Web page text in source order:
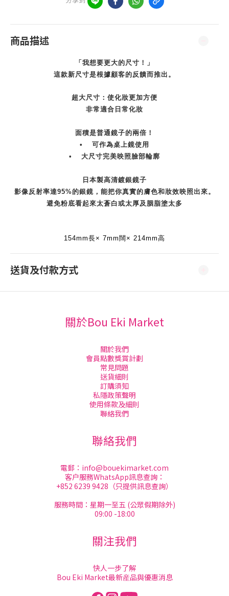
商品描述
「我想要更大的尺寸！」
這款新尺寸是根據顧客的反饋而推出。
超大尺寸：使化妝更加方便
非常適合日常化妝
面積是普通鏡子的兩倍！
•
可作為桌上鏡使用
•
大尺寸完美映照臉部輪廓
日本製高清鍍銀鏡子
影像反射率達95%的銀鏡，能把你真實的膚色和妝效映照出來。
避免粉底看起來太蒼白或太厚及胭脂塗太多
154mm長× 7mm闊× 214mm高
送貨及付款方式
關於Bou Eki Market
關於我們
會員點數獎賞計劃
常見問題
送貨細則
訂購須知
私隱政策聲明
使用條款及細則
聯絡我們
聯絡我們
電郵： info@bouekimarket.com
客户服務WhatsApp訊息查詢：
+852 6239 9428（只提供訊息查詢）
服務時間：星期一至五 (公眾假期除外)
09:00 -18:00
關注我們
快人一步了解
Bou Eki Market最新産品與優惠消息